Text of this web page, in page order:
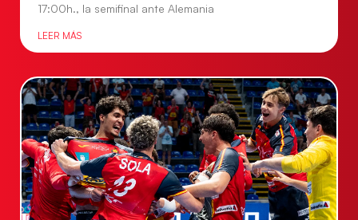
17:00h., la semifinal ante Alemania
LEER MÁS